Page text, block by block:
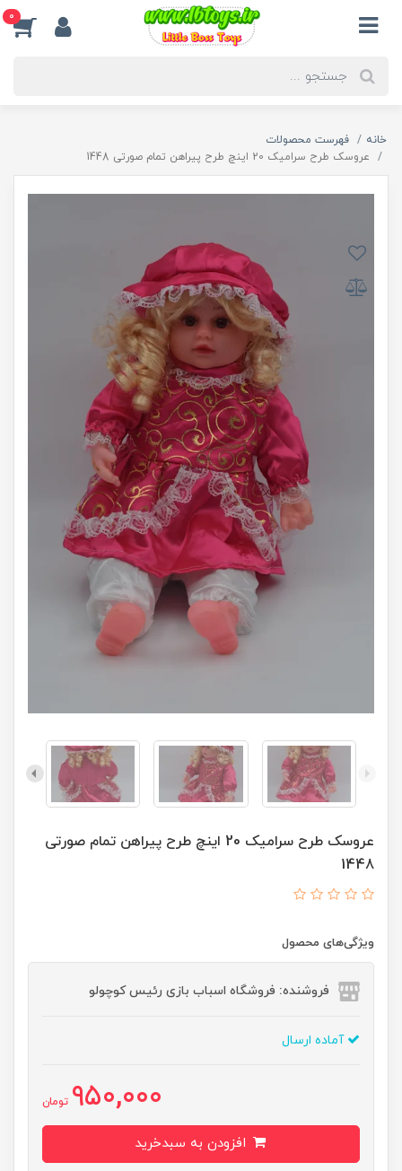
0
خانه
فهرست محصولات
عروسک طرح سرامیک 20 اینچ طرح پیراهن تمام صورتی 1448
عروسک طرح سرامیک 20 اینچ طرح پیراهن تمام صورتی
1448
ویژگی‌های محصول
فروشنده: فروشگاه اسباب بازی رئیس کوچولو
آماده ارسال
950,000 تومان